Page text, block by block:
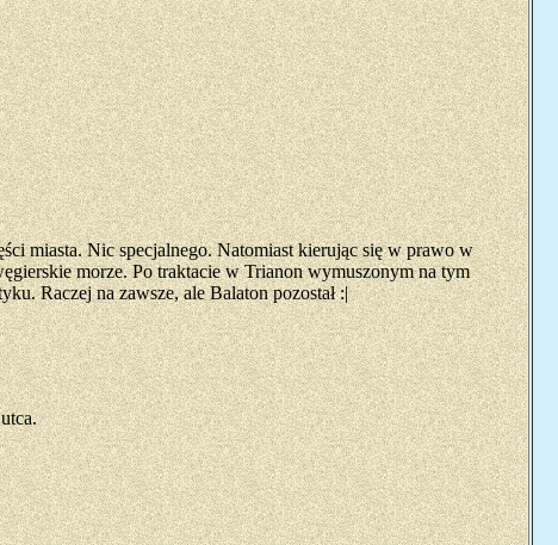
miasta. Nic specjalnego. Natomiast kierując się w prawo w
morze. Po traktacie w Trianon wymuszonym na tym
Raczej na zawsze, ale Balaton pozostał :|